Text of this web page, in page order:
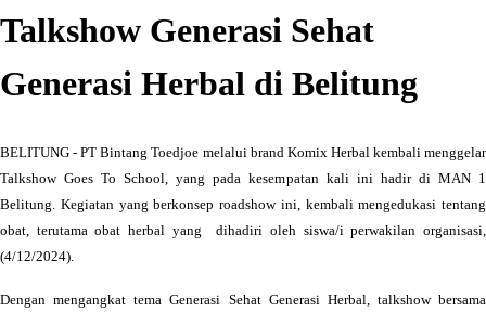
Talkshow Generasi Sehat
Generasi Herbal di Belitung
BELITUNG - PT Bintang Toedjoe melalui brand Komix Herbal kembali menggelar
Talkshow Goes To School, yang pada kesempatan kali ini hadir di MAN 1
Belitung. Kegiatan yang berkonsep roadshow ini, kembali mengedukasi tentang
obat, terutama obat herbal yang dihadiri oleh siswa/i perwakilan organisasi,
(4/12/2024).
Dengan mengangkat tema Generasi Sehat Generasi Herbal, talkshow bersama